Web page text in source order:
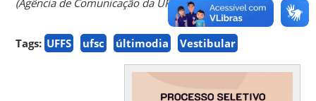
Tags: UFFS ufsc últimodia Vestibular